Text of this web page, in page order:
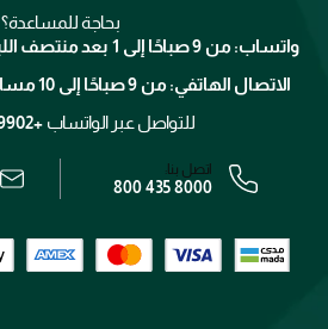
الإرجاع
برنامج الولاء ميوز
الوظائف
الشروط و الأحكام
رقم السجل التجاري: 7013320481 — صادر من وزارة التجارة
بحاجة للمساعدة؟
واتساب: من 9 صباحًا إلى 1 بعد منتصف الليل (من الإثنين إلى الأحد)
الاتصال الهاتفي: من 9 صباحًا إلى 10 مساءً (من الإثنين إلى الأحد)
للتواصل عبر الواتساب +971563299902
اتصل بنا:
800 435 8000